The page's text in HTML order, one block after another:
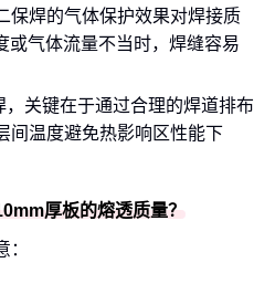
保焊的气体保护效果对焊接质
或气体流量不当时，焊缝容易
关键在于通过合理的焊道排布
间温度避免热影响区性能下
厚板的熔透质量？